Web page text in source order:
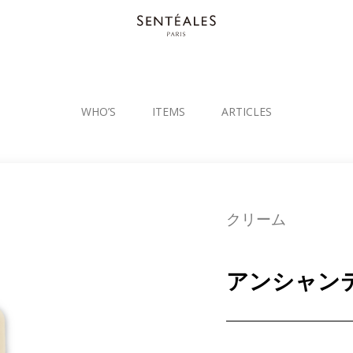
WHO’S ITEMS ARTICLES
クリーム
アンシャン